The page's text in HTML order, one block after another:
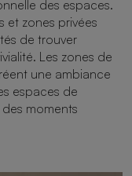
des espaces.
et zones privées
de trouver
Les zones de
une ambiance
espaces de
moments